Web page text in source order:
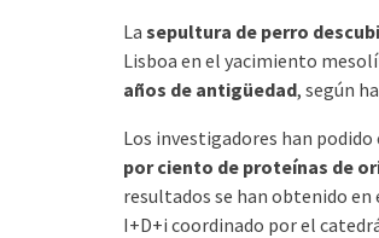
La sepultura de perro
Lisboa en el yacimiento
años de antigüedad, según
Los investigadores han
por ciento de proteínas de
resultados se han obtenido en
I+D+i coordinado por el